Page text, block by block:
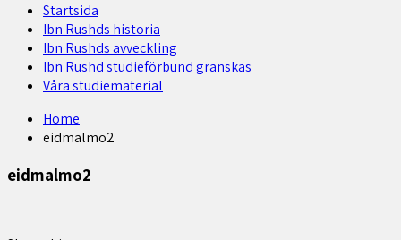
Startsida
Ibn Rushds historia
Ibn Rushds avveckling
Ibn Rushd studieförbund granskas​
Våra studiematerial
Home
eidmalmo2
eidmalmo2